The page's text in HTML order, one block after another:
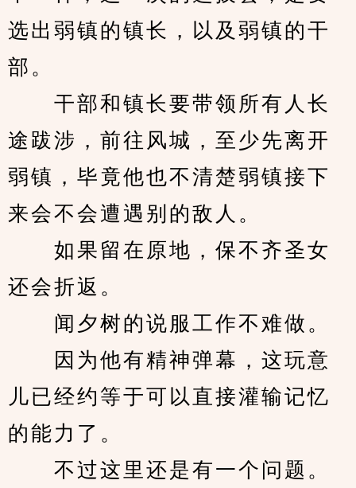
选出弱镇的镇长，以及弱镇的干
部。
干部和镇长要带领所有人长
途跋涉，前往风城，至少先离开
弱镇，毕竟他也不清楚弱镇接下
来会不会遭遇别的敌人。
如果留在原地，保不齐圣女
还会折返。
闻夕树的说服工作不难做。
因为他有精神弹幕，这玩意
儿已经约等于可以直接灌输记忆
的能力了。
不过这里还是有一个问题。